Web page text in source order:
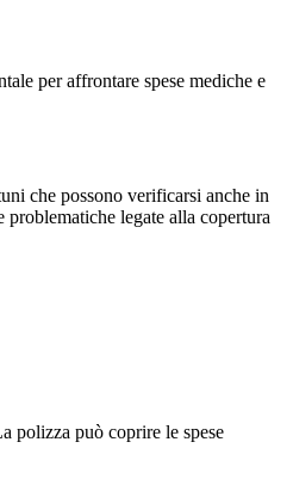
per affrontare spese mediche e
che possono verificarsi anche in
legate alla copertura
polizza può coprire le spese